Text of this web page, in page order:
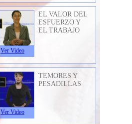
Ver Video
EL VALOR DEL
ESFUERZO Y
EL TRABAJO
Ver Video
TEMORES Y
PESADILLAS